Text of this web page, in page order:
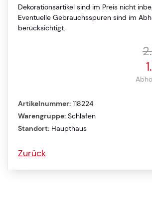
Dekorationsartikel sind im Preis nicht
Eventuelle Gebrauchsspuren sind im
berücksichtigt.
Artikelnummer: 118224
Warengruppe: Schlafen
Standort: Haupthaus
Zurück